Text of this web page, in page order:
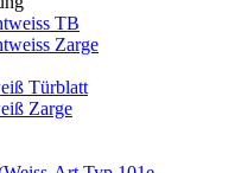
TB
Zarge
Türblatt
Zarge